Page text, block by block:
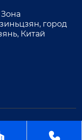
город
Китай
